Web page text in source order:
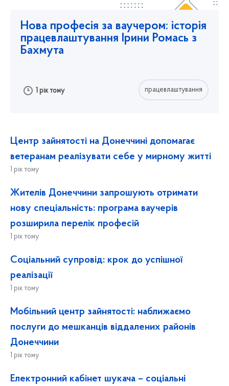
Нова професія за ваучером: історія
працевлаштування Ірини Ромась з
Бахмута
1 рік тому працевлаштування
Центр зайнятості на Донеччині допомагає
ветеранам реалізувати себе у мирному житті
1 рік тому
Жителів Донеччини запрошують отримати
нову спеціальність: програма ваучерів
розширила перелік професій
1 рік тому
Соціальний супровід: крок до успішної
реалізації
1 рік тому
Мобільний центр зайнятості: наближаємо
послуги до мешканців віддалених районів
Донеччини
1 рік тому
Електронний кабінет шукача – соціальні